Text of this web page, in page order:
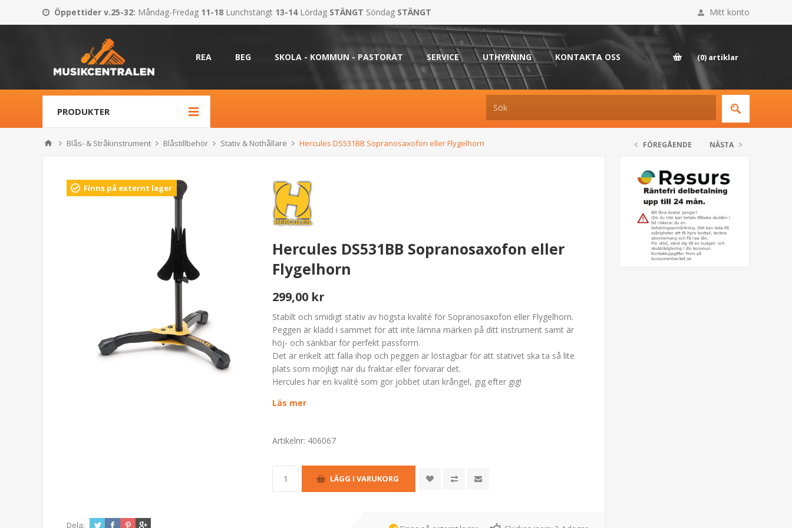
Öppettider v.25-32: Måndag-Fredag 11-18 Lunchstängt 13-14 Lördag STÄNGT Söndag STÄNGT Mitt konto
REA BEG SKOLA - KOMMUN - PASTORAT SERVICE UTHYRNING KONTAKTA OSS (0) artiklar
PRODUKTER
Blås- & Stråkinstrument Blåstillbehör Stativ & Nothållare Hercules DS531BB Sopranosaxofon eller Flygelhorn FÖREGÅENDE NÄSTA
Finns på externt lager
Hercules DS531BB Sopranosaxofon eller
Flygelhorn
299,00 kr
Stabilt och smidigt stativ av högsta kvalité för Sopranosaxofon eller Flygelhorn.
Peggen är klädd i sammet för att inte lämna märken på ditt instrument samt är
höj- och sänkbar för perfekt passform.
Det är enkelt att fälla ihop och peggen är löstagbar för att stativet ska ta så lite
plats som möjligt när du fraktar eller förvarar det.
Hercules har en kvalité som gör jobbet utan krångel, gig efter gig!
Läs mer
Artikelnr: 406067
Dela: